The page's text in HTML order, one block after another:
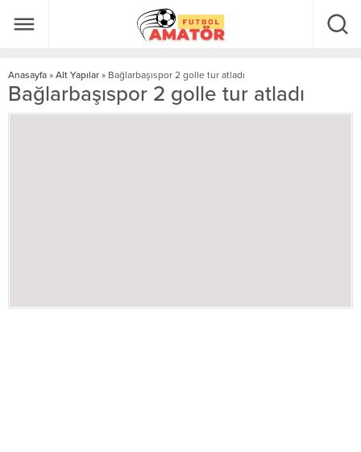
Anasayfa » Alt Yapılar » Bağlarbaşıspor 2 golle tur atladı
Bağlarbaşıspor 2 golle tur atladı